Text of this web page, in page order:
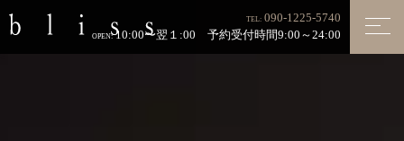
TEL: 090-1225-5740
OPEN:10:00〜翌１:00 予約受付時間9:00～24:00